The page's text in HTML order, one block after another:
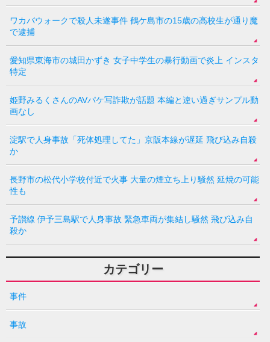
ワカバウォークで殺人未遂事件 鶴ケ島市の15歳の高校生が通り魔
で逮捕
愛知県東海市の城田かずき 女子中学生の暴行動画で炎上 インスタ
特定
姫野みるくさんのAVパケ写詐欺が話題 本編と違い過ぎサンプル動
画なし
淀駅で人身事故「死体処理してた」京阪本線が遅延 飛び込み自殺
か
長野市の松代小学校付近で火事 大量の煙立ち上り騒然 延焼の可能
性も
予讃線 伊予三島駅で人身事故 緊急車両が集結し騒然 飛び込み自
殺か
カテゴリー
事件
事故